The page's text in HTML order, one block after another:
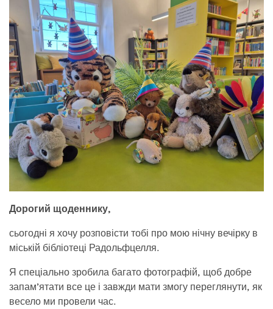
Дорогий щоденнику,
сьогодні я хочу розповісти тобі про мою нічну вечірку в
міській бібліотеці Радольфцелля.
Я спеціально зробила багато фотографій, щоб добре
запам’ятати все це і завжди мати змогу переглянути, як
весело ми провели час.